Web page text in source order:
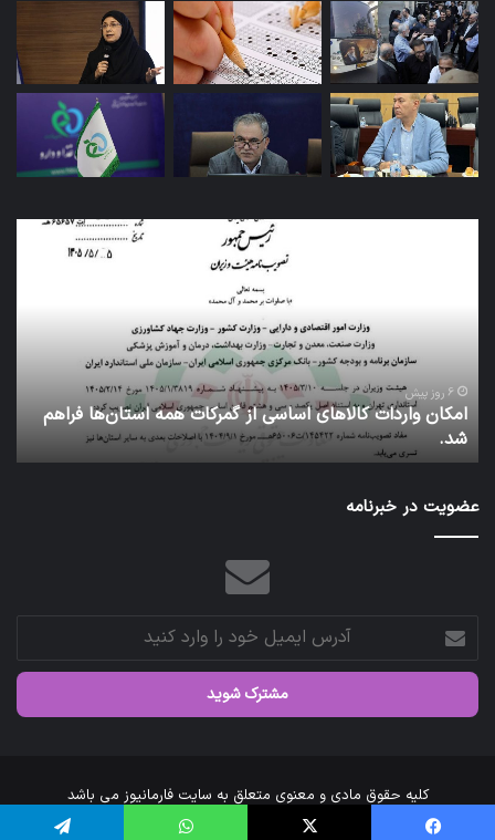
اساسی از گمرکات همه استان‌ها فراهم
کاروان
و
دارو
با
بدرقه
رئیس
سازمان
عازم
1 هفته پیش
کاروان اربعین
عتبات عالیات شد.
عضویت در خبرنامه
آدرس
ایمیل
خود
وارد
کلیه حقوق مادی و معنوی متعلق به سایت فارمانیوز می باشد
خانه
ارتباط با ما